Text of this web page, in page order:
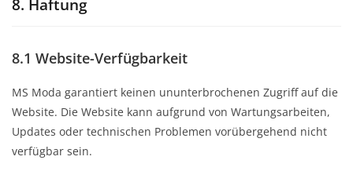
8. Haftung
8.1 Website-Verfügbarkeit
MS Moda garantiert keinen ununterbrochenen Zugriff auf die
Website. Die Website kann aufgrund von Wartungsarbeiten,
Updates oder technischen Problemen vorübergehend nicht
verfügbar sein.